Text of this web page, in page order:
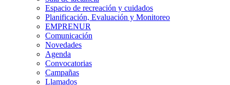
Espacio de recreación y cuidados
Planificación, Evaluación y Monitoreo
EMPRENUR
Comunicación
Novedades
Agenda
Convocatorias
Campañas
Llamados